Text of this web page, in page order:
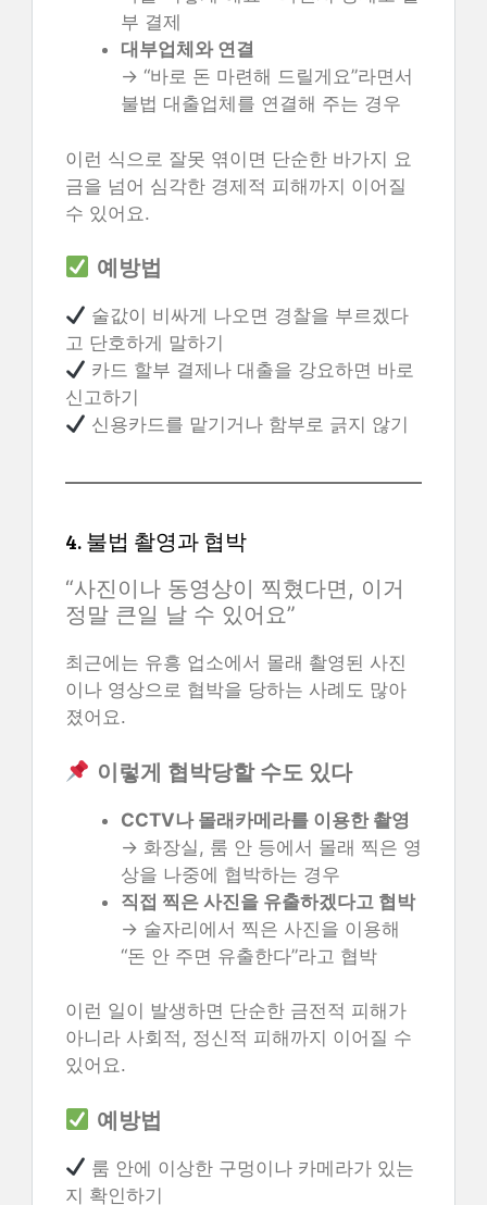
부 결제
대부업체와 연결
→ “바로 돈 마련해 드릴게요”라면서
불법 대출업체를 연결해 주는 경우
이런 식으로 잘못 엮이면 단순한 바가지 요
금을 넘어 심각한 경제적 피해까지 이어질
수 있어요.
예방법
술값이 비싸게 나오면 경찰을 부르겠다
고 단호하게 말하기
카드 할부 결제나 대출을 강요하면 바로
신고하기
신용카드를 맡기거나 함부로 긁지 않기
4. 불법 촬영과 협박
“사진이나 동영상이 찍혔다면, 이거
정말 큰일 날 수 있어요”
최근에는 유흥 업소에서 몰래 촬영된 사진
이나 영상으로 협박을 당하는 사례도 많아
졌어요.
이렇게 협박당할 수도 있다
CCTV나 몰래카메라를 이용한 촬영
→ 화장실, 룸 안 등에서 몰래 찍은 영
상을 나중에 협박하는 경우
직접 찍은 사진을 유출하겠다고 협박
→ 술자리에서 찍은 사진을 이용해
“돈 안 주면 유출한다”라고 협박
이런 일이 발생하면 단순한 금전적 피해가
아니라 사회적, 정신적 피해까지 이어질 수
있어요.
예방법
룸 안에 이상한 구멍이나 카메라가 있는
지 확인하기